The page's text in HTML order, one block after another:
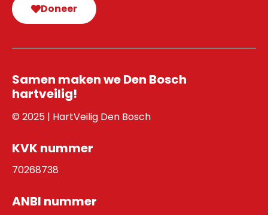
Doneer
Samen maken we Den Bosch
hartveilig!
© 2025 | HartVeilig Den Bosch
KVK nummer
70268738
ANBI nummer